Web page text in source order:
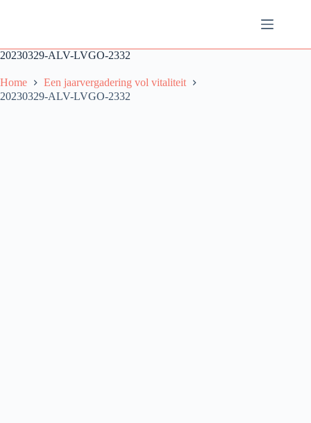
20230329-ALV-LVGO-2332
Home
Een jaarvergadering vol vitaliteit
20230329-ALV-LVGO-2332